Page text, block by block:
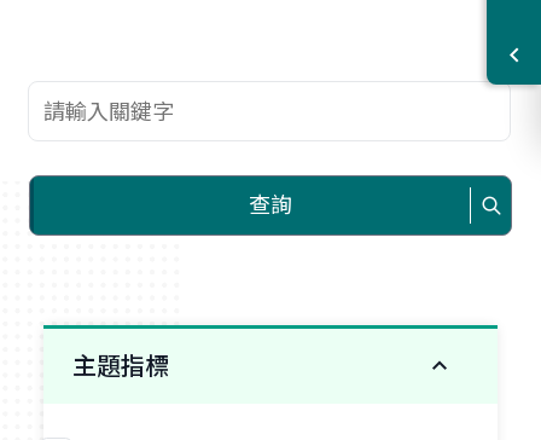
查詢關鍵字
查詢
主題指標